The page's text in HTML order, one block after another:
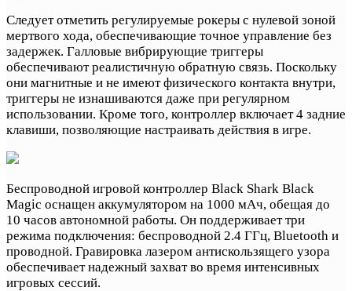
Следует отметить регулируемые рокеры с нулевой зоной
мертвого хода, обеспечивающие точное управление без
задержек. Галловые вибрирующие триггеры
обеспечивают реалистичную обратную связь. Поскольку
они магнитные и не имеют физического контакта внутри,
триггеры не изнашиваются даже при регулярном
использовании. Кроме того, контроллер включает 4 задние
клавиши, позволяющие настраивать действия в игре.
Беспроводной игровой контроллер Black Shark Black
Magic оснащен аккумулятором на 1000 мАч, обещая до
10 часов автономной работы. Он поддерживает три
режима подключения: беспроводной 2.4 ГГц, Bluetooth и
проводной. Гравировка лазером антискользящего узора
обеспечивает надежный захват во время интенсивных
игровых сессий.